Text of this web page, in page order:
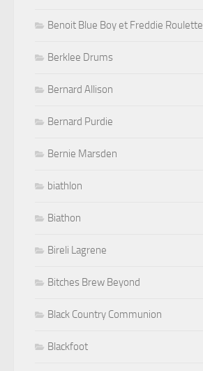
Benoit Blue Boy et Freddie Roulette
Berklee Drums
Bernard Allison
Bernard Purdie
Bernie Marsden
biathlon
Biathon
Bireli Lagrene
Bitches Brew Beyond
Black Country Communion
Blackfoot